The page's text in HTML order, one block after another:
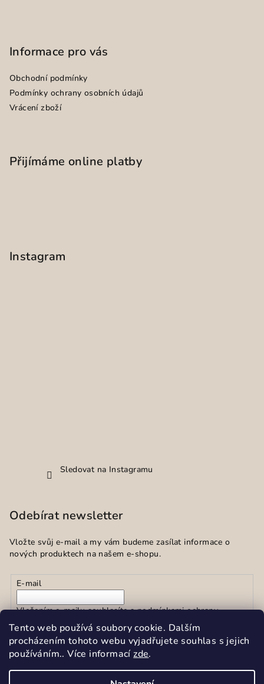
Tento web používá soubory cookie. Dalším
procházením tohoto webu vyjadřujete souhlas s jejich
používáním.. Více informacízde.
Informace pro vás
Obchodní podmínky
Podmínky ochrany osobních údajů
Vrácení zboží
Přijímáme online platby
Instagram
Sledovat na Instagramu
Odebírat newsletter
Vložte svůj e-mail a my vám budeme zasílat informace o
nových produktech na našem e-shopu.
E-mail
Vložením e-mailu souhlasíte spodmínkami ochrany
osobních údajů
Přihlásit se